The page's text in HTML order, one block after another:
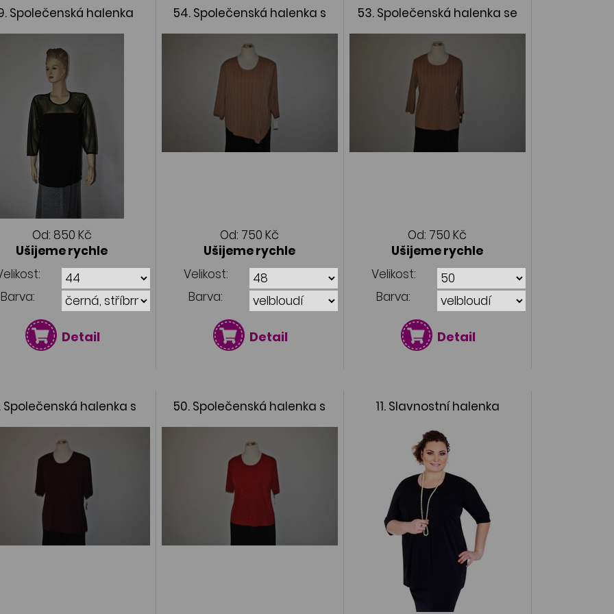
Společenská halenka
Od: 850 Kč
Ušijeme rychle
Barva:
Detail
54. Společenská halenka s
cípem
Od: 750 Kč
Ušijeme rychle
Velikost:
Barva:
Detail
53. Společenská halenka se
třpitem
Od: 750 Kč
Ušijeme rychle
Velikost:
Barva:
Detail
Společenská halenka s
lurexem
50. Společenská halenka s
lurexem
11. Slavnostní halenka